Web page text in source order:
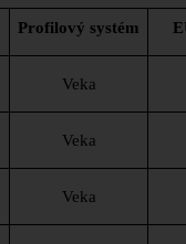
Profilový systém
Veka
Veka
Veka